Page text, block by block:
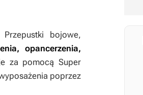
bojowe,
opancerzenia,
za pomocą Super
poprzez